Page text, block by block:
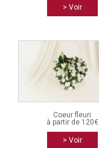
> Voir
Coeur fleuri
à partir de 120€
> Voir